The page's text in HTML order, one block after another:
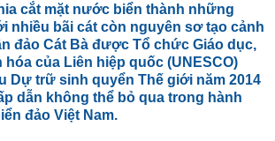
cắt mặt nước biển thành những
nhiều bãi cát còn nguyên sơ tạo cảnh
đảo Cát Bà được Tổ chức Giáo dục,
hóa của Liên hiệp quốc (UNESCO)
Dự trữ sinh quyển Thế giới năm 2014
dẫn không thể bỏ qua trong hành
đảo Việt Nam.